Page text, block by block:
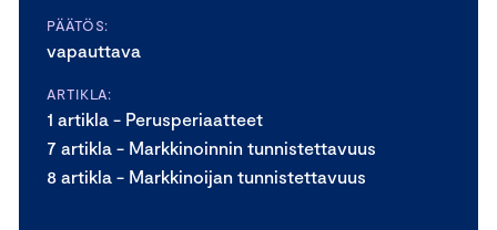
PÄÄTÖS:
vapauttava
ARTIKLA:
1 artikla - Perusperiaatteet
7 artikla - Markkinoinnin tunnistettavuus
8 artikla - Markkinoijan tunnistettavuus